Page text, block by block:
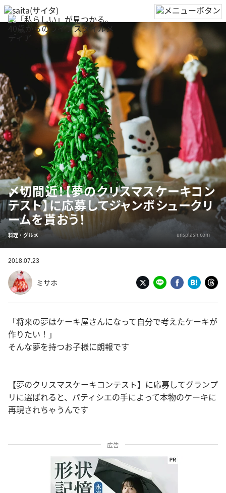
〆切間近！【夢のクリスマスケーキコン
テスト】に応募してジャンボシュークリ
ームを貰おう！
料理・グルメ unsplash.com
2018.07.23
ミサホ
「将来の夢はケーキ屋さんになって自分で考えたケーキが
作りたい！」
そんな夢を持つお子様に朗報です
【夢のクリスマスケーキコンテスト】に応募してグランプ
リに選ばれると、パティシエの手によって本物のケーキに
再現されちゃうんです
広告